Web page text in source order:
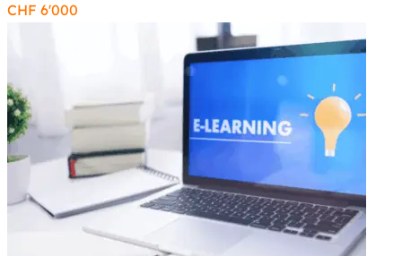
CHF 6'000